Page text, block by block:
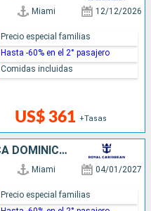
Miami 12/12/2026
US$ 361 +Tasas
Precio especial familias
Hasta -60% en el 2° pasajero
Comidas incluidas
ESTADOS UNIDOS, REPÚBLICA DOMINICANA, BAHAMAS
Miami 04/01/2027
Precio especial familias